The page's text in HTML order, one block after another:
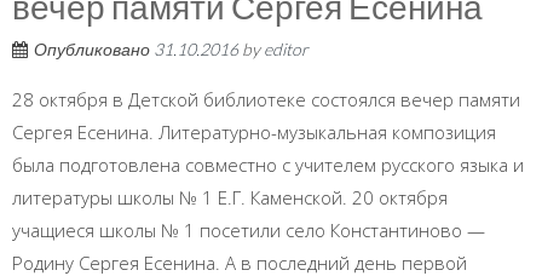
Опубликовано 31.10.2016byeditor
28 октября в Детской библиотеке состоялся вечер памяти
Сергея Есенина. Литературно-музыкальная композиция
была подготовлена совместно с учителем русского языка и
литературы школы № 1 Е.Г. Каменской. 20 октября
учащиеся школы № 1 посетили село Константиново —
Родину Сергея Есенина. А в последний день первой